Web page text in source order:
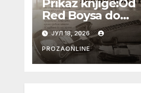
Prikaz knjige:Od
Red Boysa do
Drugog stvaranja
sveta (bilo neko
vreme pošteno)
(autor- Zlatomira
ЈУЛ 18, 2026
PROZAONLINE